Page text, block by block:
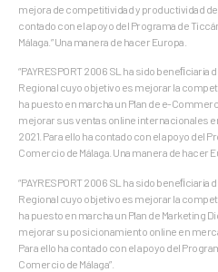
mejora de competitividad y productividad de
contado con el apoyo del Programa de
Málaga.” Una manera de hacer Europa.
“PAYRESPORT 2006 SL ha sido
Regional cuyo objetivo es mejorar la
ha puesto en marcha un Plan de e-
mejorar sus ventas online internacionales
2021. Para ello ha contado con el apoyo del
Comercio de Málaga. Una manera de hacer
“PAYRESPORT 2006 SL ha sido
Regional cuyo objetivo es mejorar la
ha puesto en marcha un Plan de Marketing
mejorar su posicionamiento online en
Para ello ha contado con el apoyo del
Comercio de Málaga”.